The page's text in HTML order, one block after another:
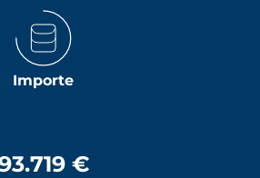
Importe
€